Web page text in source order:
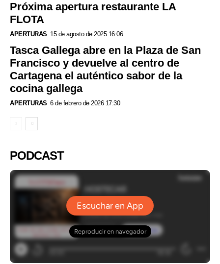
Próxima apertura restaurante LA
FLOTA
APERTURAS 15 de agosto de 2025 16:06
Tasca Gallega abre en la Plaza de San
Francisco y devuelve al centro de
Cartagena el auténtico sabor de la
cocina gallega
APERTURAS 6 de febrero de 2026 17:30
PODCAST